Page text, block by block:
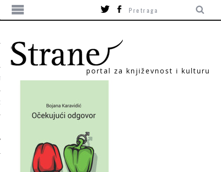
portal za književnost i kulturu